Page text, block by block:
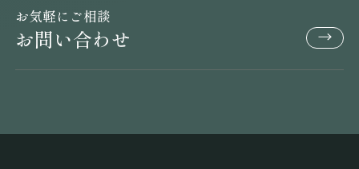
お気軽にご相談
お問い合わせ